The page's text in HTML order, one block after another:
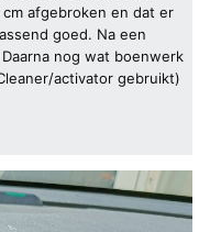
afgebroken en dat er
goed. Na een
nog wat boenwerk
activator gebruikt)